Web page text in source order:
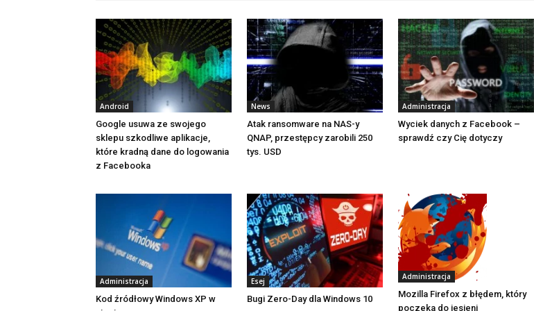
Android
Google usuwa ze swojego
sklepu szkodliwe aplikacje,
które kradną dane do logowania
z Facebooka
News
Atak ransomware na NAS-y
QNAP, przestępcy zarobili 250
tys. USD
Administracja
Wyciek danych z Facebook –
sprawdź czy Cię dotyczy
Administracja
Kod źródłowy Windows XP w
Esej
Bugi Zero-Day dla Windows 10
Administracja
Mozilla Firefox z błędem, który
poczeka do jesieni